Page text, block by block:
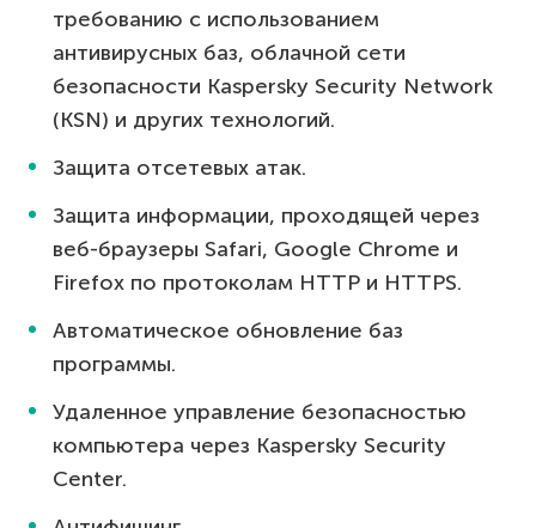
требованию с использованием
антивирусных баз, облачной сети
безопасности Kaspersky Security Network
(KSN) и других технологий.
Защита отсетевых атак.
Защита информации, проходящей через
веб-браузеры Safari, Google Chrome и
Firefox по протоколам HTTP и HTTPS.
Автоматическое обновление баз
программы.
Удаленное управление безопасностью
компьютера через Kaspersky Security
Center.